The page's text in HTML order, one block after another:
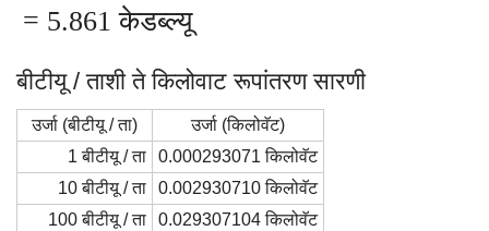
= 5.861 केडब्ल्यू
बीटीयू / ताशी ते किलोवाट रूपांतरण सारणी
उर्जा (बीटीयू / ता)
उर्जा (किलोवॅट)
1 बीटीयू / ता
0.000293071 किलोवॅट
10 बीटीयू / ता
0.002930710 किलोवॅट
100 बीटीयू / ता
0.029307104 किलोवॅट